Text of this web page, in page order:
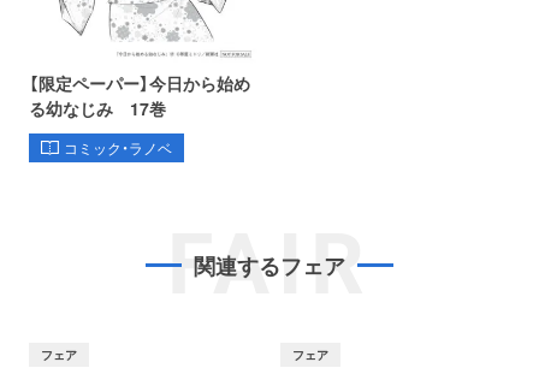
【限定ペーパー】今日から始め
る幼なじみ 17巻
コミック・ラノベ
FAIR
関連するフェア
フェア フェア